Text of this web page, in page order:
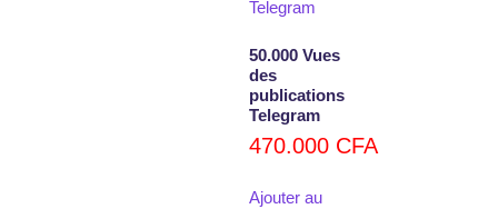
50.000 Vues
des
publications
Telegram
470.000 CFA
Ajouter au